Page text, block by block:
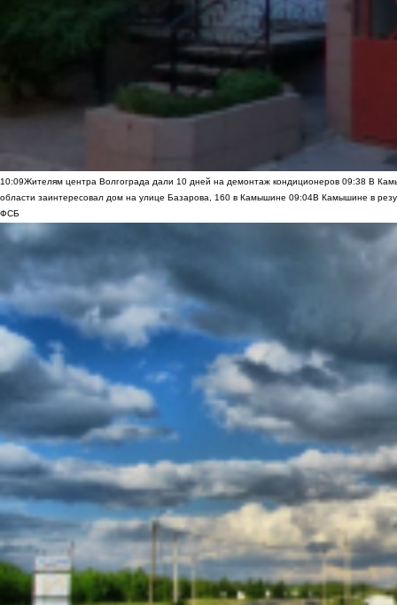
10:09Жителям центра Волгограда дали 10 дней на демонтаж кондиционеров 09:38 В
области заинтересовал дом на улице Базарова, 160 в Камышине 09:04В Камышине в
ФСБ